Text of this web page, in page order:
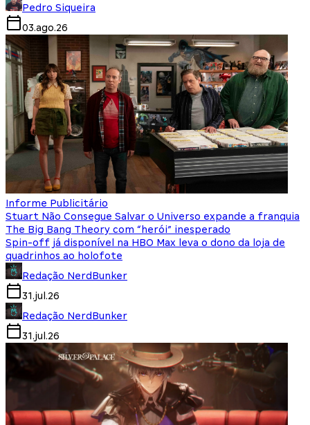
Pedro Siqueira
03.ago.26
Informe Publicitário
Stuart Não Consegue Salvar o Universo expande a franquia
The Big Bang Theory com “herói” inesperado
Spin-off já disponível na HBO Max leva o dono da loja de
quadrinhos ao holofote
Redação NerdBunker
31.jul.26
Redação NerdBunker
31.jul.26